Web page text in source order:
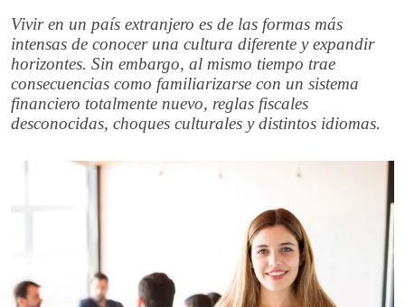
Vivir en un país extranjero es de las formas más
intensas de conocer una cultura diferente y expandir
horizontes. Sin embargo, al mismo tiempo trae
consecuencias como familiarizarse con un sistema
financiero totalmente nuevo, reglas fiscales
desconocidas, choques culturales y distintos idiomas.